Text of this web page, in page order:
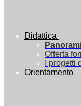
Didattica
Offerta
I progetti
Orientamento